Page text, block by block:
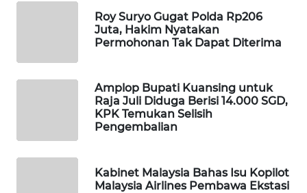
Roy Suryo Gugat Polda Rp206
Juta, Hakim Nyatakan
Permohonan Tak Dapat Diterima
Amplop Bupati Kuansing untuk
Raja Juli Diduga Berisi 14.000 SGD,
KPK Temukan Selisih
Pengembalian
Kabinet Malaysia Bahas Isu Kopilot
Malaysia Airlines Pembawa Ekstasi